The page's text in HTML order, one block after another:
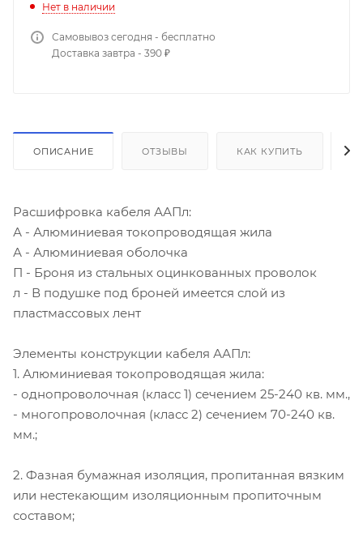
Нет в наличии
Самовывоз сегодня - бесплатно
Доставка завтра - 390 ₽
ОПИСАНИЕ ОТЗЫВЫ КАК КУПИТЬ
Расшифровка кабеля ААПл:
А - Алюминиевая токопроводящая жила
А - Алюминиевая оболочка
П - Броня из стальных оцинкованных проволок
л - В подушке под броней имеется слой из
пластмассовых лент
Элементы конструкции кабеля ААПл:
1. Алюминиевая токопроводящая жила:
- однопроволочная (класс 1) сечением 25-240 кв. мм.,
- многопроволочная (класс 2) сечением 70-240 кв.
мм.;
2. Фазная бумажная изоляция, пропитанная вязким
или нестекающим изоляционным пропиточным
составом;